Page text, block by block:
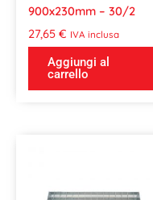
900x230mm – 30/2
27,65 € IVA inclusa
Aggiungi al
carrello